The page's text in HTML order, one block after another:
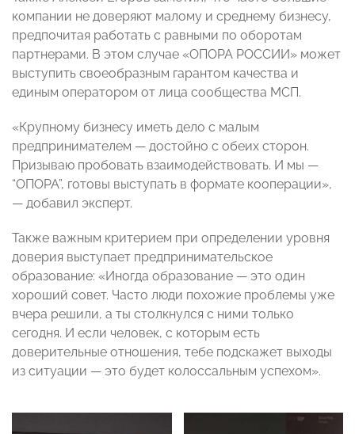
компании не доверяют малому и среднему бизнесу,
предпочитая работать с равными по оборотам
партнерами. В этом случае «ОПОРА РОССИИ» может
выступить своеобразным гарантом качества и
единым оператором от лица сообщества МСП.
«Крупному бизнесу иметь дело с малым
предпринимателем — достойно с обеих сторон.
Призываю пробовать взаимодействовать. И мы —
“ОПОРА”, готовы выступать в формате кооперации»,
— добавил эксперт.
Также важным критерием при определении уровня
доверия выступает предпринимательское
образование: «Иногда образование — это один
хороший совет. Часто люди похожие проблемы уже
вчера решили, а ты столкнулся с ними только
сегодня. И если человек, с которым есть
доверительные отношения, тебе подскажет выходы
из ситуации — это будет колоссальным успехом».